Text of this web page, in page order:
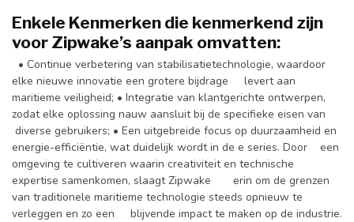
Enkele Kenmerken die kenmerkend zijn
voor Zipwake’s aanpak omvatten:
• Continue verbetering van stabilisatietechnologie, waardoor
elke nieuwe innovatie een grotere bijdrage levert aan
maritieme veiligheid; • Integratie van klantgerichte ontwerpen,
zodat elke oplossing nauw aansluit bij de specifieke eisen van
diverse gebruikers; • Een uitgebreide focus op duurzaamheid en
energie-efficiëntie, wat duidelijk wordt in de e series. Door een
omgeving te cultiveren waarin creativiteit en technische
expertise samenkomen, slaagt Zipwake erin om de grenzen
van traditionele maritieme technologie steeds opnieuw te
verleggen en zo een blijvende impact te maken op de industrie.